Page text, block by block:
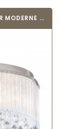
EGLO 39332 - PLAFONNIER MODERNE -...